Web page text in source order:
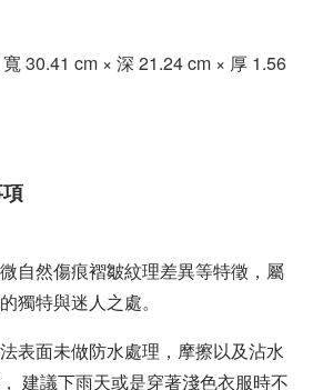
30.41 cm × 深 21.24 cm × 厚 1.56
自然傷痕褶皺紋理差異等特徵，屬
獨特與迷人之處。
表面未做防水處理，摩擦以及沾水
建議下雨天或是穿著淺色衣服時不